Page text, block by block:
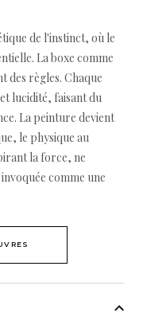
de l'instinct, où le
La boxe comme
des règles. Chaque
lucidité, faisant du
La peinture devient
le physique au
la force, ne
comme une